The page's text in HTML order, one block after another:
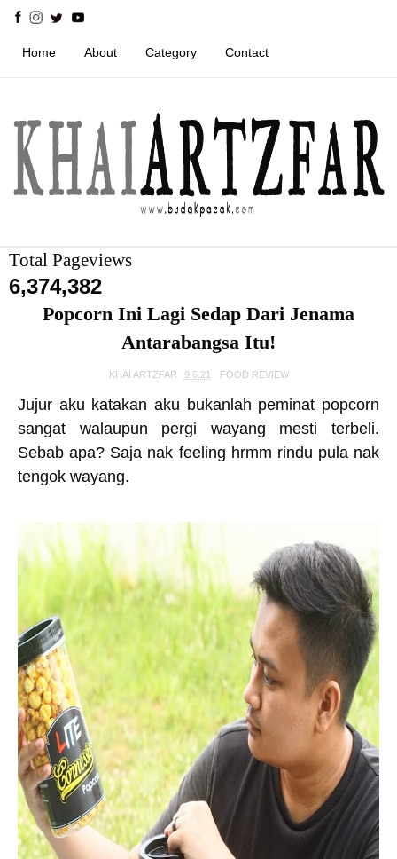
Home About Category Contact
Total Pageviews
6,374,382
Popcorn Ini Lagi Sedap Dari Jenama
Antarabangsa Itu!
KHAI ARTZFAR 9.6.21 FOOD REVIEW
Jujur aku katakan aku bukanlah peminat popcorn
sangat walaupun pergi wayang mesti terbeli.
Sebab apa? Saja nak feeling hrmm rindu pula nak
tengok wayang.